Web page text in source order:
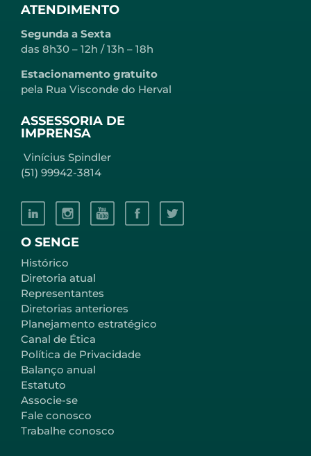
O SENGE
Histórico
Diretoria atual
Representantes
Diretorias anteriores
Planejamento estratégico
Canal de Ética
Política de Privacidade
Balanço anual
Estatuto
Associe-se
Fale conosco
Trabalhe conosco
ATENDIMENTO
Segunda a Sexta
das 8h30 – 12h / 13h – 18h
Estacionamento gratuito
pela Rua Visconde do Herval
ASSESSORIA DE
IMPRENSA
Vinícius Spindler
(51) 99942-3814